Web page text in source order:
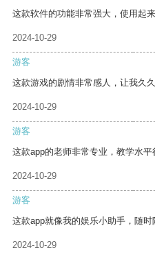
这款软件的功能非常强大，使用起来
2024-10-29
游客
这款游戏的剧情非常感人，让我久久
2024-10-29
游客
这款app的老师非常专业，教学水平
2024-10-29
游客
这款app就像我的娱乐小助手，随时
2024-10-29